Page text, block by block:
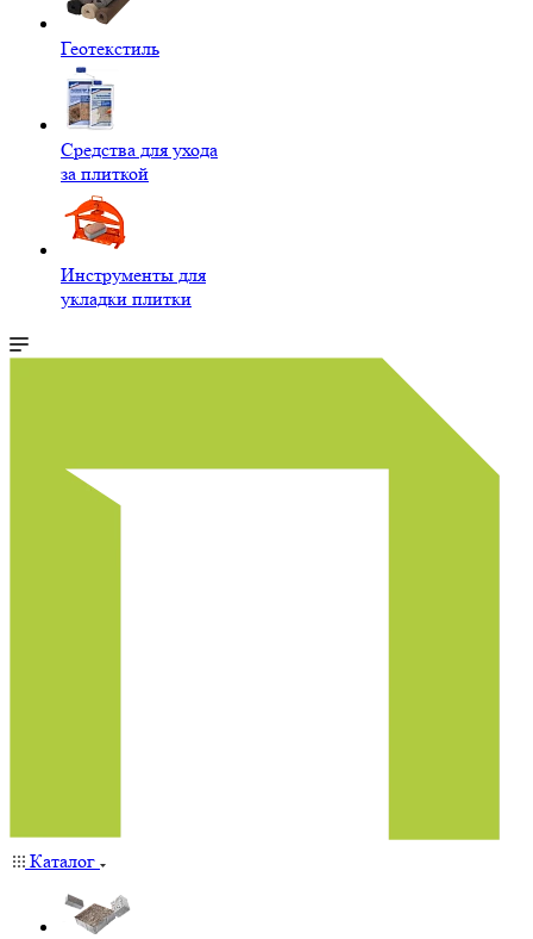
Геотекстиль
Средства для ухода
за плиткой
Инструменты для
укладки плитки
Каталог